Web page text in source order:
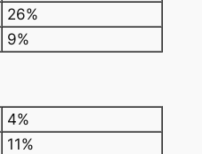
26%
9%
4%
11%